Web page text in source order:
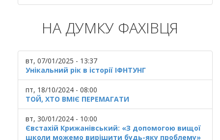
НА ДУМКУ ФАХІВЦЯ
вт, 07/01/2025 - 13:37
Унікальний рік в історії ІФНТУНГ
пт, 18/10/2024 - 08:00
ТОЙ, ХТО ВМІЄ ПЕРЕМАГАТИ
вт, 30/01/2024 - 10:00
Євстахій Крижанівський: «З допомогою вищої
школи можемо вирішити будь-яку проблему»